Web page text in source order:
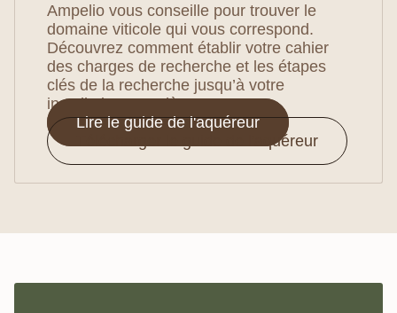
Ampelio vous conseille pour trouver le
domaine viticole qui vous correspond.
Découvrez comment établir votre cahier
des charges de recherche et les étapes
clés de la recherche jusqu’à votre
installation complète.
Lire le guide de l'aquéreur
Télécharger le guide de l'aquéreur